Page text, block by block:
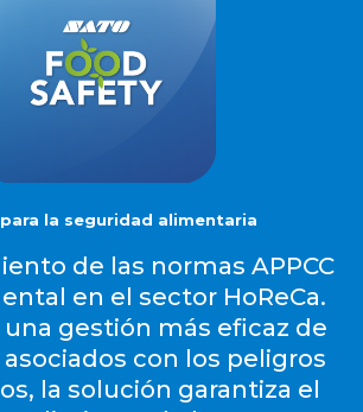
la seguridad alimentaria
de las normas APPCC
en el sector HoReCa.
gestión más eficaz de
con los peligros
la solución garantiza el